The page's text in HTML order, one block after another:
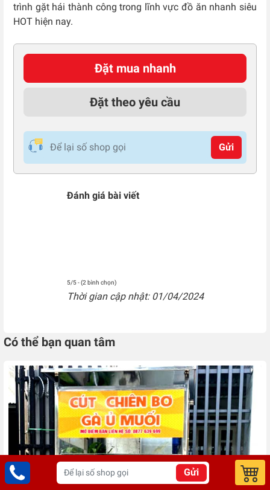
trình gặt hái thành công trong lĩnh vực đồ ăn nhanh siêu
HOT hiện nay.
Đặt mua nhanh
Đặt theo yêu cầu
Gửi
Đánh giá bài viết
5/5 - (2 bình chọn)
Thời gian cập nhật: 01/04/2024
Có thể bạn quan tâm
Gửi